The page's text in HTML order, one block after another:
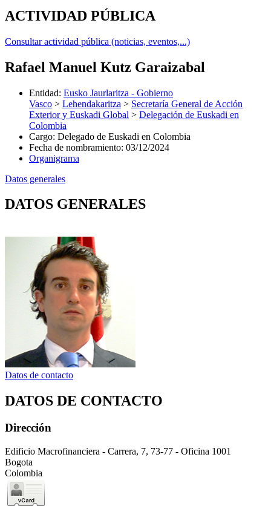
ACTIVIDAD PÚBLICA
Consultar actividad pública (noticias, eventos,...)
Rafael Manuel Kutz Garaizabal
Entidad: Eusko Jaurlaritza - Gobierno
Vasco > Lehendakaritza > Secretaría General de Acción
Exterior y Euskadi Global > Delegación de Euskadi en
Colombia
Cargo: Delegado de Euskadi en Colombia
Fecha de nombramiento: 03/12/2024
Organigrama
Datos generales
DATOS GENERALES
Datos de contacto
DATOS DE CONTACTO
Dirección
Edificio Macrofinanciera - Carrera, 7, 73-77 - Oficina 1001
Bogota
Colombia